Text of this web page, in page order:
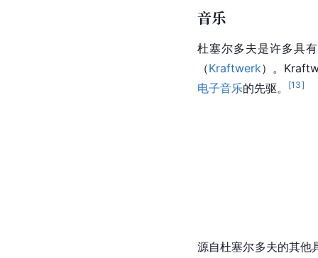
音乐
杜塞尔多夫是许多具
（Kraftwerk）。
电子音乐的先驱。 [13]
源自杜塞尔多夫的其他